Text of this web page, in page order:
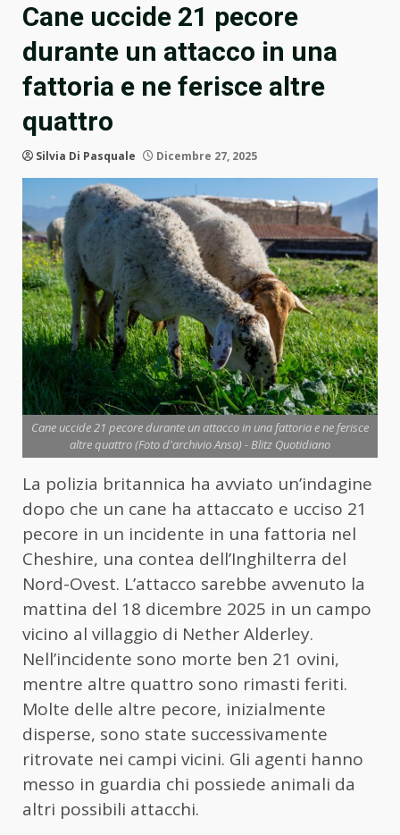
Cane uccide 21 pecore
durante un attacco in una
fattoria e ne ferisce altre
quattro
Silvia Di Pasquale Dicembre 27, 2025
Cane uccide 21 pecore durante un attacco in una fattoria e ne ferisce
altre quattro (Foto d'archivio Ansa) - Blitz Quotidiano
La polizia britannica ha avviato un’indagine
dopo che un cane ha attaccato e ucciso 21
pecore in un incidente in una fattoria nel
Cheshire, una contea dell’Inghilterra del
Nord-Ovest. L’attacco sarebbe avvenuto la
mattina del 18 dicembre 2025 in un campo
vicino al villaggio di Nether Alderley.
Nell’incidente sono morte ben 21 ovini,
mentre altre quattro sono rimasti feriti.
Molte delle altre pecore, inizialmente
disperse, sono state successivamente
ritrovate nei campi vicini. Gli agenti hanno
messo in guardia chi possiede animali da
altri possibili attacchi.